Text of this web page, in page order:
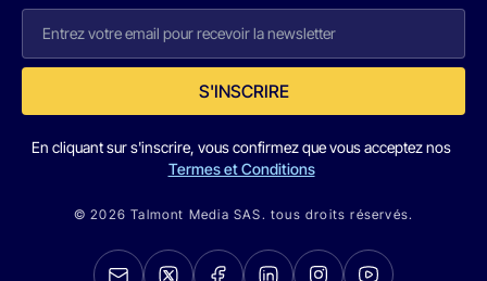
S'INSCRIRE
En cliquant sur s'inscrire, vous confirmez que vous acceptez nos
Termes et Conditions
© 2026 Talmont Media SAS. tous droits réservés.